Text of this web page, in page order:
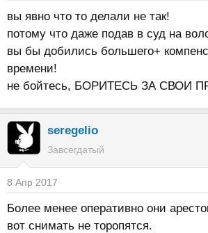
вы явно что то делали не так!
потому что даже подав в суд на
вы бы добились большего+
времени!
не бойтесь, БОРИТЕСЬ ЗА СВОИ
seregelio
Завсегдатый
8 Апр 2017
Более менее оперативно они
вот снимать не торопятся.